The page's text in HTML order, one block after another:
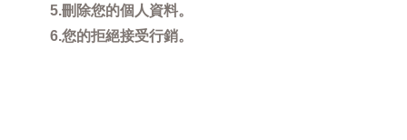
5.刪除您的個人資料。
6.您的拒絕接受行銷。